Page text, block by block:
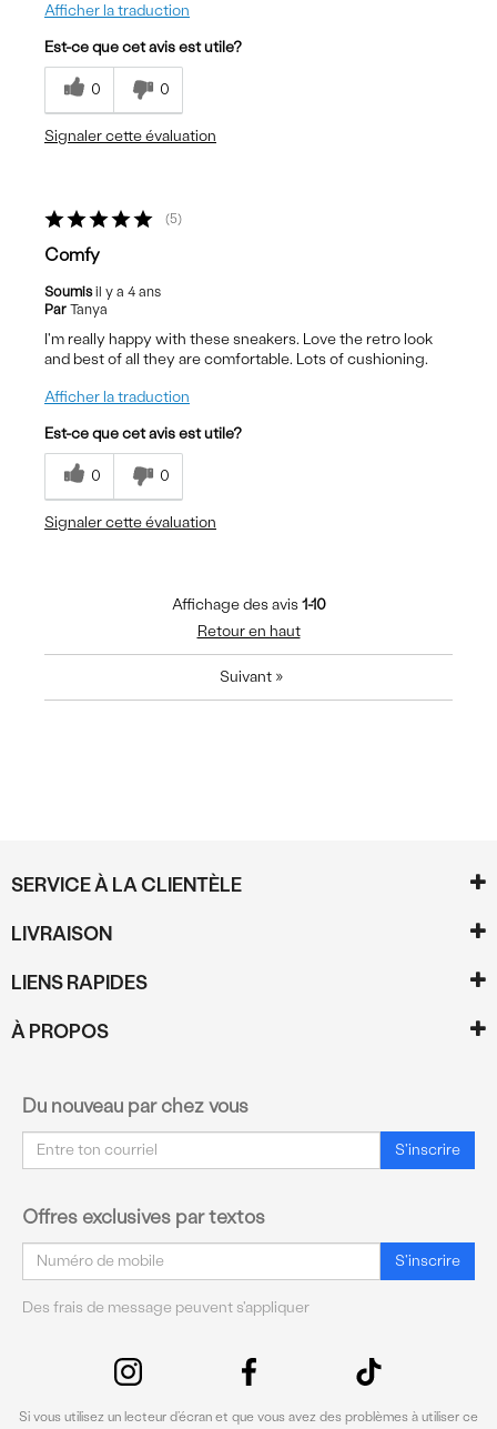
Afficher la traduction
Est-ce que cet avis est utile?
0 0
Signaler cette évaluation
5
Comfy
Soumisil y a 4 ans
Par Tanya
I'm really happy with these sneakers. Love the retro look
and best of all they are comfortable. Lots of cushioning.
Afficher la traduction
Est-ce que cet avis est utile?
0 0
Signaler cette évaluation
Affichage des avis1-10
Retour en haut
Suivant »
SERVICE À LA CLIENTÈLE
LIVRAISON
LIENS RAPIDES
À PROPOS
Du nouveau par chez vous
Courriel S'inscrire
Offres exclusives par textos
Courriel S'inscrire
Des frais de message peuvent s'appliquer
Si vous utilisez un lecteur d’écran et que vous avez des problèmes à utiliser ce